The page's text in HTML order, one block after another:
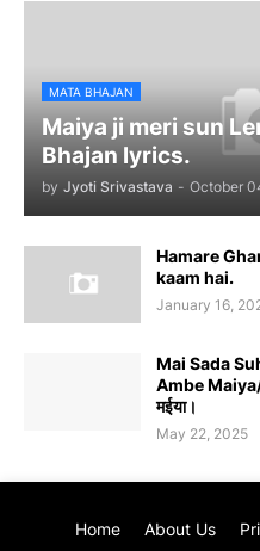
MATA BHAJAN
Maiya ji meri sun
Bhajan lyrics.
by Jyoti Srivastava - October
Hamare
kaam hai.
January 16,
Mai Sada
Ambe Maiya/मैं
मईया।
May 22, 2025
Home About Us